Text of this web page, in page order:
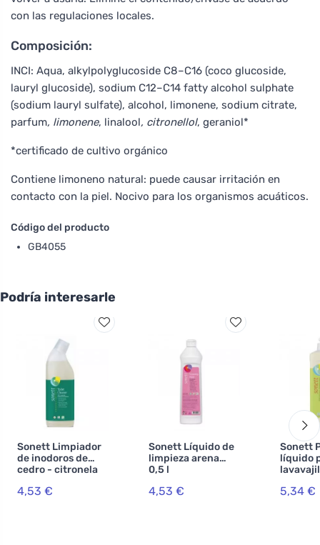
con las regulaciones locales.
Composición:
INCI: Aqua, alkylpolyglucoside C8–C16 (coco glucoside,
lauryl glucoside), sodium C12–C14 fatty alcohol sulphate
(sodium lauryl sulfate), alcohol, limonene, sodium citrate,
parfum, limonene, linalool, citronellol, geraniol*
*certificado de cultivo orgánico
Contiene limoneno natural: puede causar irritación en
contacto con la piel. Nocivo para los organismos acuáticos.
Código del producto
GB4055
Podría interesarle
Sonett Limpiador
de inodoros de
cedro - citronela
4,53 €
Sonett Líquido de
limpieza arena
0,5 l
4,53 €
Sonett
líquido
5,34 €